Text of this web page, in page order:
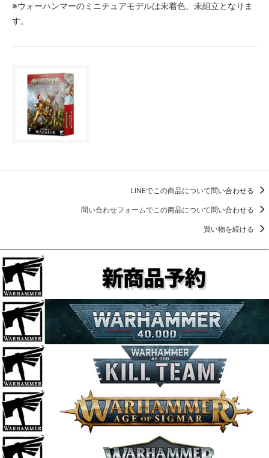
※ウォーハンマーのミニチュアモデルは未着色、未組立となりま
す。
LINEでこの商品について問い合わせる
問い合わせフォームでこの商品について問い合わせる
買い物を続ける